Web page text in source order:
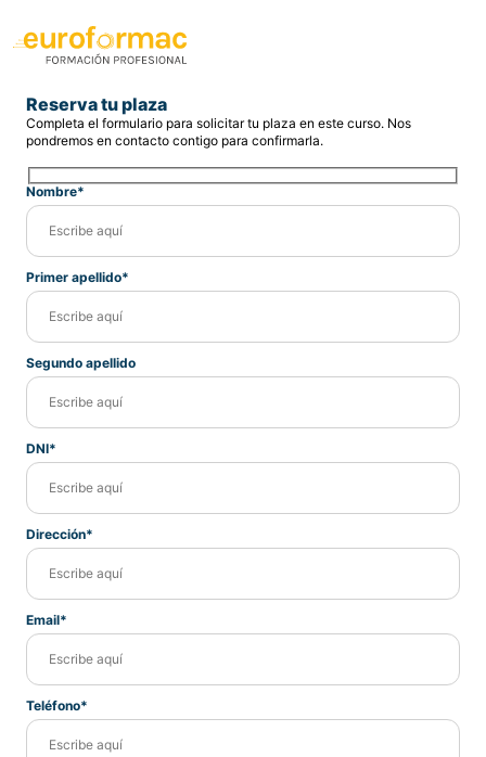
Reserva tu plaza
Completa el formulario para solicitar tu plaza en este curso. Nos
pondremos en contacto contigo para confirmarla.
Nombre*
Primer apellido*
Segundo apellido
DNI*
Dirección*
Email*
Teléfono*